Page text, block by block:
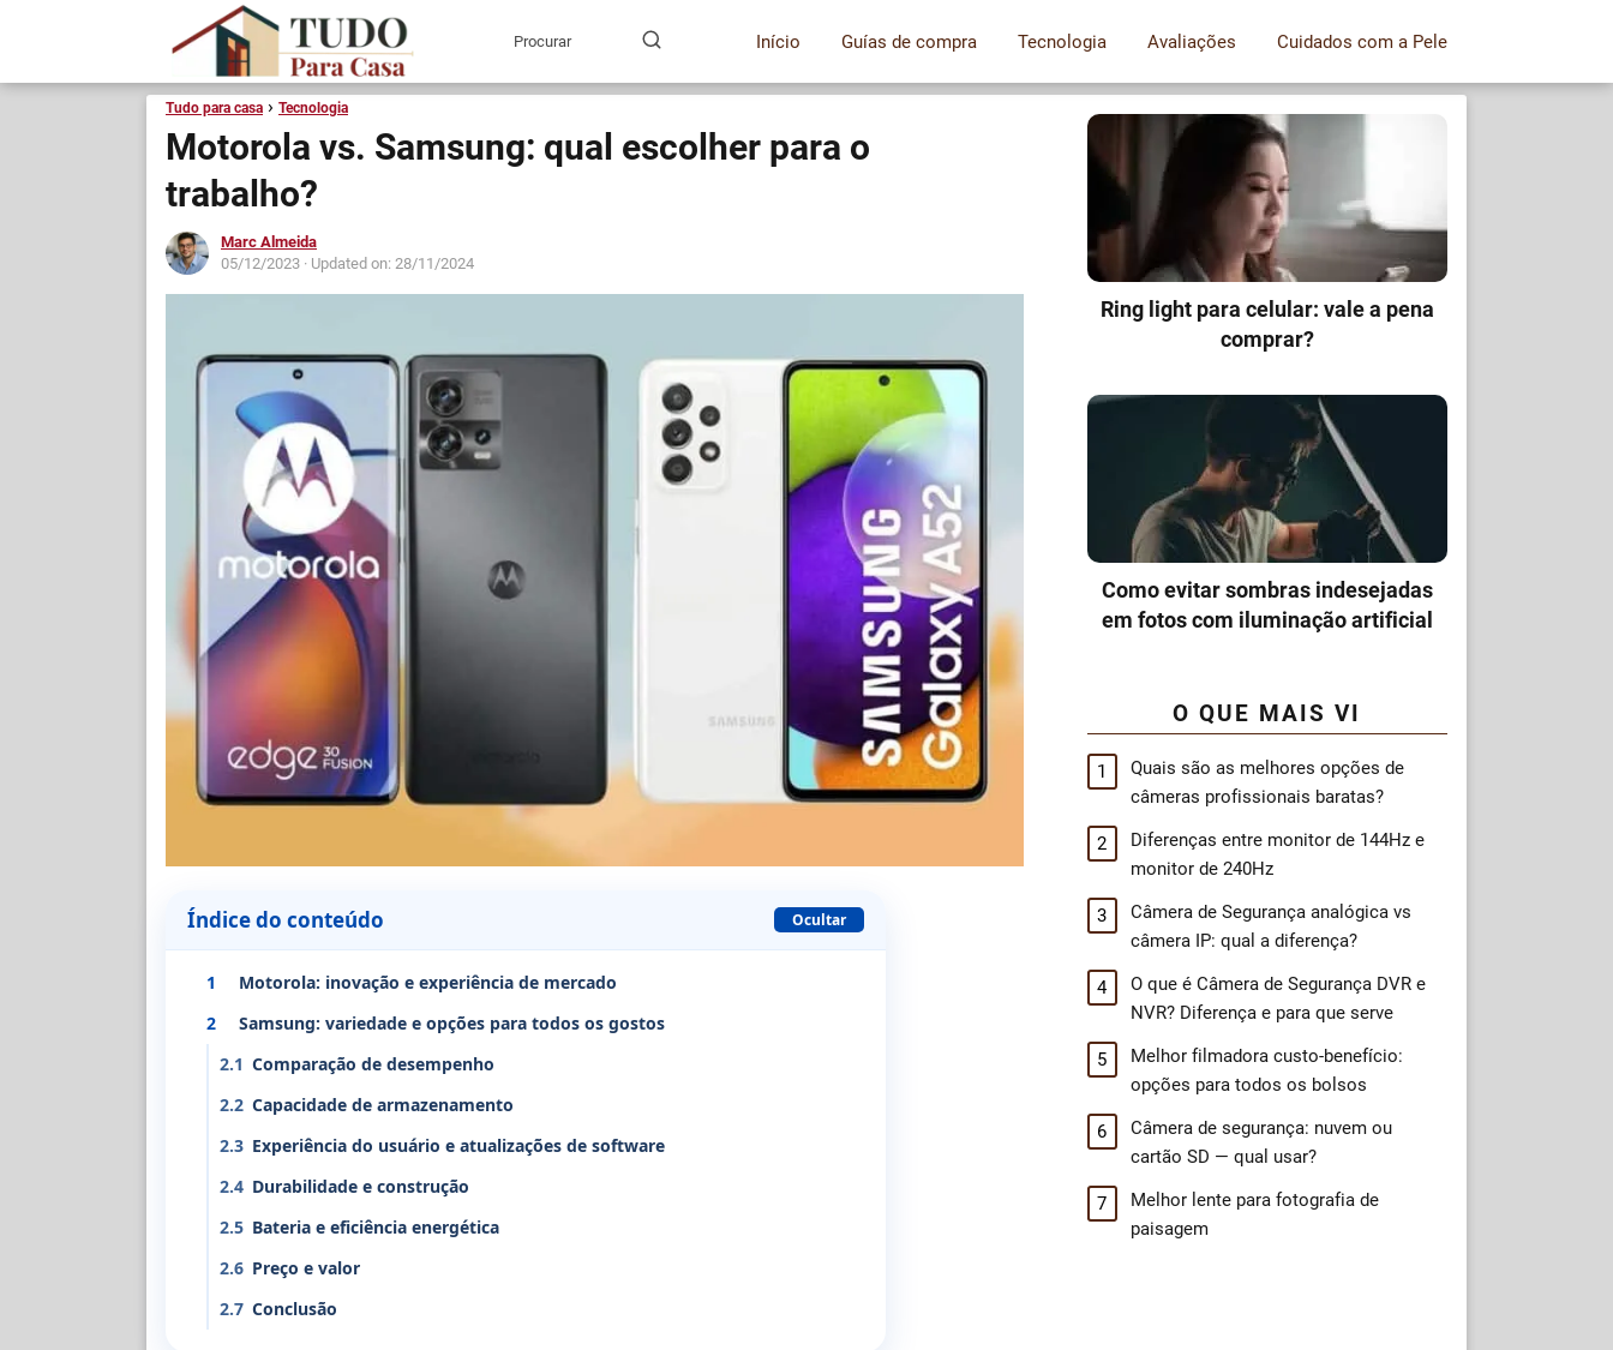
Início Guías de compra Tecnologia Avaliações Cuidados com a Pele
Tudo para casa Tecnologia
Motorola vs. Samsung: qual escolher para o
trabalho?
Marc Almeida
05/12/2023 · Updated on: 28/11/2024
Índice do conteúdo Ocultar
1
Motorola: inovação e experiência de mercado
2
Samsung: variedade e opções para todos os gostos
2.1 Comparação de desempenho
2.2 Capacidade de armazenamento
2.3 Experiência do usuário e atualizações de software
2.4 Durabilidade e construção
2.5 Bateria e eficiência energética
2.6 Preço e valor
2.7 Conclusão
Ring light para celular: vale a pena
comprar?
Como evitar sombras indesejadas
em fotos com iluminação artificial
O QUE MAIS VI
Quais são as melhores opções de
câmeras profissionais baratas?
Diferenças entre monitor de 144Hz e
monitor de 240Hz
Câmera de Segurança analógica vs
câmera IP: qual a diferença?
O que é Câmera de Segurança DVR e
NVR? Diferença e para que serve
Melhor filmadora custo-benefício:
opções para todos os bolsos
Câmera de segurança: nuvem ou
cartão SD — qual usar?
Melhor lente para fotografia de
paisagem